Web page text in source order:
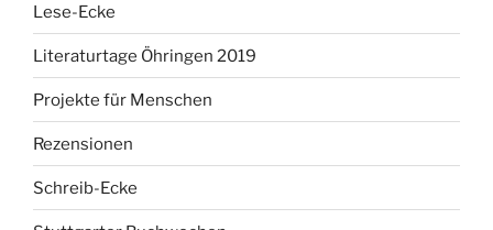
Lese-Ecke
Literaturtage Öhringen 2019
Projekte für Menschen
Rezensionen
Schreib-Ecke